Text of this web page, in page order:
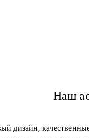
Наш
дизайн,